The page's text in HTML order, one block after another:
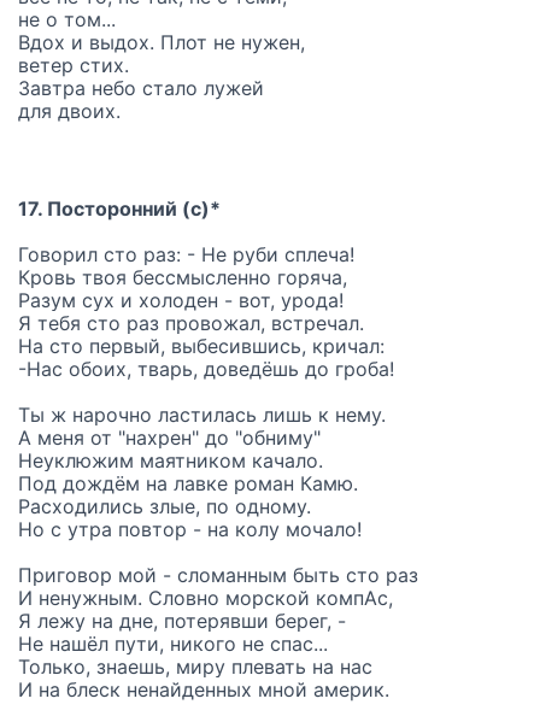
не о том...
Вдох и выдох. Плот не нужен,
ветер стих.
Завтра небо стало лужей
для двоих.
17. Посторонний (с)*
Говорил сто раз: - Не руби сплеча!
Кровь твоя бессмысленно горяча,
Разум сух и холоден - вот, урода!
Я тебя сто раз провожал, встречал.
На сто первый, выбесившись, кричал:
-Нас обоих, тварь, доведёшь до гроба!
Ты ж нарочно ластилась лишь к нему.
А меня от "нахрен" до "обниму"
Неуклюжим маятником качало.
Под дождём на лавке роман Камю.
Расходились злые, по одному.
Но с утра повтор - на колу мочало!
Приговор мой - сломанным быть сто раз
И ненужным. Словно морской компАс,
Я лежу на дне, потерявши берег, -
Не нашёл пути, никого не спас...
Только, знаешь, миру плевать на нас
И на блеск ненайденных мной америк.